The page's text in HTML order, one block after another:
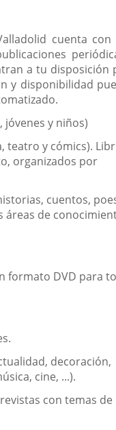
cuenta con
a tu disposición
y disponibilidad
y niños)
teatro y cómics).
organizados por
cuentos,
áreas de
formato DVD para
decoración,
cine, ...).
con temas de